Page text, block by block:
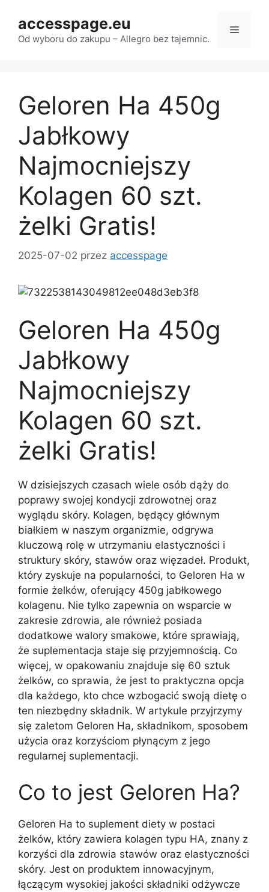
treści
accesspage.eu
Od wyboru do zakupu – Allegro bez tajemnic.
Menu
Geloren Ha 450g
Jabłkowy
Najmocniejszy
Kolagen 60 szt.
żelki Gratis!
2025-07-02 przez accesspage
Geloren Ha 450g
Jabłkowy
Najmocniejszy
Kolagen 60 szt.
żelki Gratis!
W dzisiejszych czasach wiele osób dąży do
poprawy swojej kondycji zdrowotnej oraz
wyglądu skóry. Kolagen, będący głównym
białkiem w naszym organizmie, odgrywa
kluczową rolę w utrzymaniu elastyczności i
struktury skóry, stawów oraz więzadeł. Produkt,
który zyskuje na popularności, to Geloren Ha w
formie żelków, oferujący 450g jabłkowego
kolagenu. Nie tylko zapewnia on wsparcie w
zakresie zdrowia, ale również posiada
dodatkowe walory smakowe, które sprawiają,
że suplementacja staje się przyjemnością. Co
więcej, w opakowaniu znajduje się 60 sztuk
żelków, co sprawia, że jest to praktyczna opcja
dla każdego, kto chce wzbogacić swoją dietę o
ten niezbędny składnik. W artykule przyjrzymy
się zaletom Geloren Ha, składnikom, sposobem
użycia oraz korzyściom płynącym z jego
regularnej suplementacji.
Co to jest Geloren Ha?
Geloren Ha to suplement diety w postaci
żelków, który zawiera kolagen typu HA, znany z
korzyści dla zdrowia stawów oraz elastyczności
skóry. Jest on produktem innowacyjnym,
łączącym wysokiej jakości składniki odżywcze